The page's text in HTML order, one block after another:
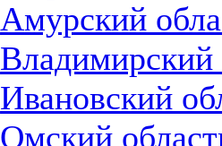
Амурский
Владимирский
Ивановский
Омский